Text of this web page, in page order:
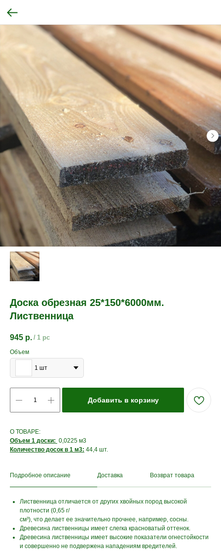
Доска обрезная 25*150*6000мм.
Лиственница
945 р. / 1 pc
Объем
1 шт
Добавить в корзину
О ТОВАРЕ:
Объем 1 доски: 0,0225 м3
Количество досок в 1 м3: 44,4 шт.
Подробное описание Доставка Возврат товара
Лиственница отличается от других хвойных пород высокой
плотности (0,65 г/
см³), что делает ее значительно прочнее, например, сосны.
Древесина лиственницы имеет слегка красноватый оттенок.
Древесина лиственницы имеет высокие показатели огнестойкости
и совершенно не подвержена нападениям вредителей.